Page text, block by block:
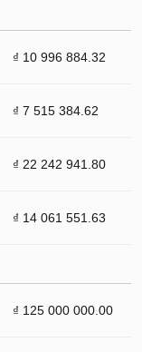
₫ 10 996 884.32
₫ 7 515 384.62
₫ 22 242 941.80
₫ 14 061 551.63
₫ 125 000 000.00